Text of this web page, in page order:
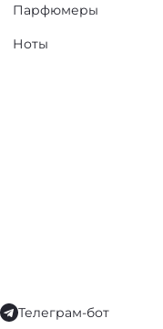
Парфюмеры
Ноты
Телеграм-бот